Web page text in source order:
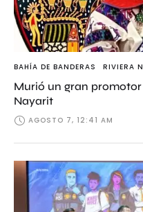
BAHÍA DE BANDERAS RIVIERA
Murió un gran
Nayarit
AGOSTO 7, 12:41 AM